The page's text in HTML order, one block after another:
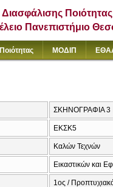
Ποιότητας
Πανεπιστήμιο
ΜΟΔΙΠ
ΣΚΗΝΟΓΡΑΦΙΑ 3
ΕΚΣΚ5
Καλών Τεχνών
Εικαστικών και
1ος /